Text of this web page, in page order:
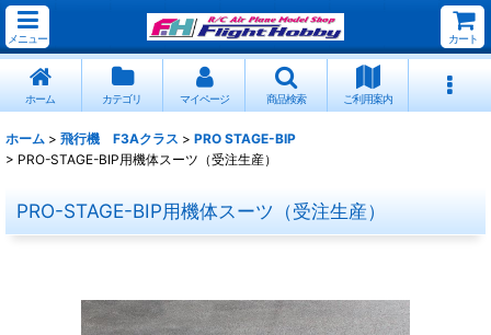
メニュー カート
ホーム カテゴリ マイページ 商品検索 ご利用案内
ホーム > 飛行機 F3Aクラス > PRO STAGE-BIP
> PRO-STAGE-BIP用機体スーツ（受注生産）
PRO-STAGE-BIP用機体スーツ（受注生産）